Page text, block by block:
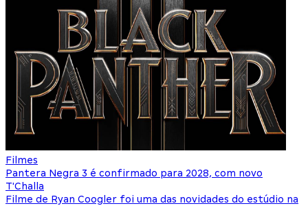
Filmes
Pantera Negra 3 é confirmado para 2028, com novo
T'Challa
Filme de Ryan Coogler foi uma das novidades do estúdio na